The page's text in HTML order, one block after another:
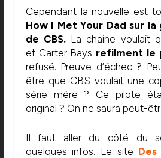
Cependant la nouvelle est
How I Met Your Dad sur
de CBS.La chaine voulait
et Carter Bays refilment le
refusé. Preuve d’échec ?
être que CBS voulait une
série mère ? Ce pilote
original ? On ne saura peut-
Il faut aller du côté du
quelques infos. Le site